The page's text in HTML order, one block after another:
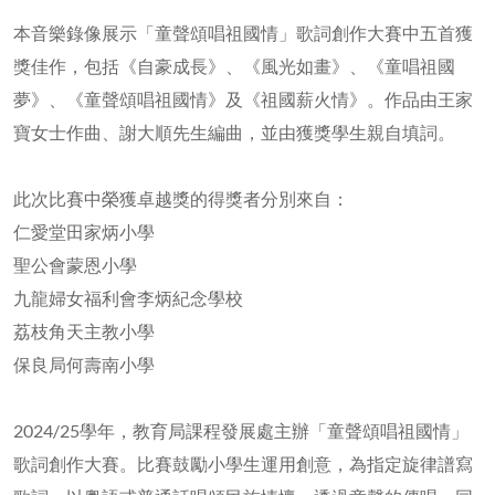
本音樂錄像展示「童聲頌唱祖國情」歌詞創作大賽中五首獲
獎佳作，包括《自豪成長》、《風光如畫》、《童唱祖國
夢》、《童聲頌唱祖國情》及《祖國薪火情》。作品由王家
寶女士作曲、謝大順先生編曲，並由獲獎學生親自填詞。
此次比賽中榮獲卓越獎的得獎者分別來自：
仁愛堂田家炳小學
聖公會蒙恩小學
九龍婦女福利會李炳紀念學校
荔枝角天主教小學
保良局何壽南小學
2024/25學年，教育局課程發展處主辦「童聲頌唱祖國情」
歌詞創作大賽。比賽鼓勵小學生運用創意，為指定旋律譜寫